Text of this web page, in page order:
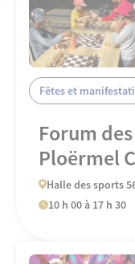
Fêtes et
Forum
Ploërmel
Halle des sports
10 h 00 à 17 h 30